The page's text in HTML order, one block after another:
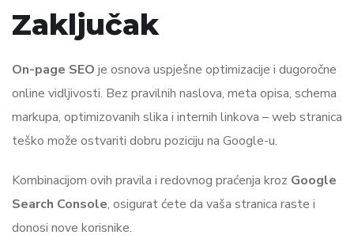
Zaključak
On-page SEO je osnova uspješne optimizacije i dugoročne
online vidljivosti. Bez pravilnih naslova, meta opisa, schema
markupa, optimizovanih slika i internih linkova – web stranica
teško može ostvariti dobru poziciju na Google-u.
Kombinacijom ovih pravila i redovnog praćenja kroz Google
Search Console, osigurat ćete da vaša stranica raste i
donosi nove korisnike.